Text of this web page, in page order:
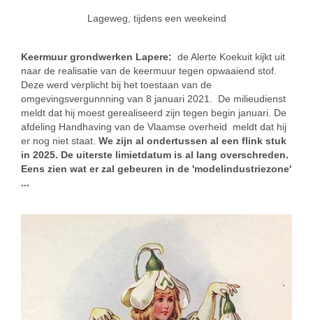
Lageweg, tijdens een weekeind
Keermuur grondwerken Lapere: de Alerte Koekuit kijkt uit
naar de realisatie van de keermuur tegen opwaaiend stof.
Deze werd verplicht bij het toestaan van de
omgevingsvergunnning van 8 januari 2021. De milieudienst
meldt dat hij moest gerealiseerd zijn tegen begin januari. De
afdeling Handhaving van de Vlaamse overheid meldt dat hij
er nog niet staat. We zijn al ondertussen al een flink stuk
in 2025. De uiterste limietdatum is al lang overschreden.
Eens zien wat er zal gebeuren in de 'modelindustriezone'
...